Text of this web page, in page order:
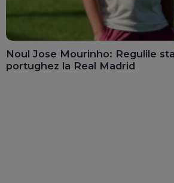
Noul Jose Mourinho: Regulile
portughez la Real Madrid